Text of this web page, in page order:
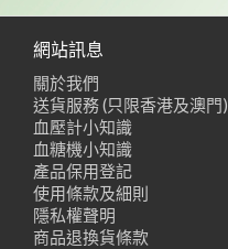
網站訊息
關於我們
送貨服務 (只限香港及澳門)
血壓計小知識
血糖機小知識
產品保用登記
使用條款及細則
隱私權聲明
商品退換貨條款